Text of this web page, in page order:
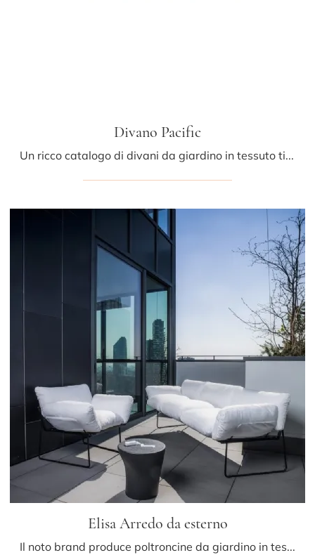
Divano Pacific
Un ricco catalogo di divani da giardino in tessuto ti aspetta nel nostro showroom: clicca e scopri il modello Divano Pacific di Ditre Italia.
Elisa Arredo da esterno
Il noto brand produce poltroncine da giardino in tessuto in grado di garantire la completa contentezza dei clienti, sia per estetica che per ...